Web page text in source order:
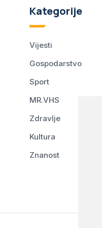
Kategorije
Vijesti
Gospodarstvo
Sport
MR.VHS
Zdravlje
Kultura
Znanost